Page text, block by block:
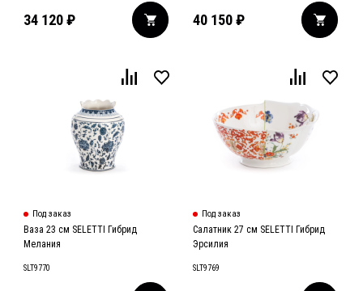
34 120₽ 40 150 ₽
Под заказ
Ваза 23 см SELETTI Гибрид
Мелания
SLT9770
Под заказ
Салатник 27 см SELETTI Гибрид
Эрсилия
SLT9769